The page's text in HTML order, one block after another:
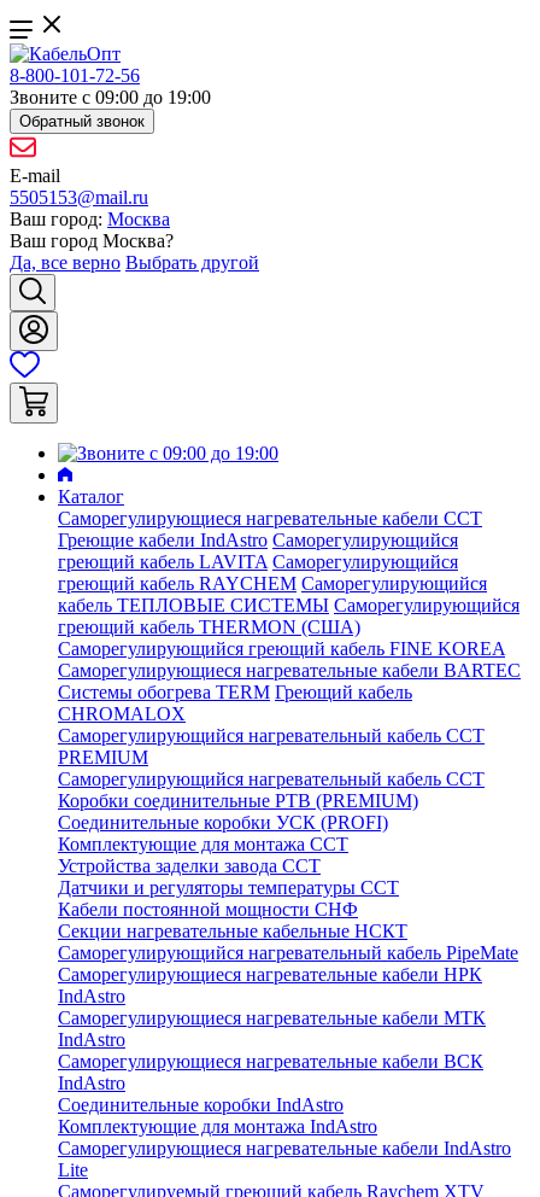
8-800-101-72-56
Звоните с 09:00 до 19:00
Обратный звонок
E-mail
5505153@mail.ru
Ваш город: Москва
Ваш город Москва?
Да, все верно Выбрать другой
Каталог
Саморегулирующиеся нагревательные кабели ССТ
Греющие кабели IndAstro Саморегулирующийся
греющий кабель LAVITA Саморегулирующийся
греющий кабель RAYCHEM Саморегулирующийся
кабель ТЕПЛОВЫЕ СИСТЕМЫ Саморегулирующийся
греющий кабель THERMON (США)
Саморегулирующийся греющий кабель FINE KOREA
Саморегулирующиеся нагревательные кабели BARTEC
Системы обогрева TERM Греющий кабель
CHROMALOX
Саморегулирующийся нагревательный кабель ССТ
PREMIUM
Саморегулирующийся нагревательный кабель ССТ
Коробки соединительные РТВ (PREMIUM)
Соединительные коробки УСК (PROFI)
Комплектующие для монтажа ССТ
Устройства заделки завода ССТ
Датчики и регуляторы температуры ССТ
Кабели постоянной мощности СНФ
Секции нагревательные кабельные НСКТ
Саморегулирующийся нагревательный кабель PipeMate
Саморегулирующиеся нагревательные кабели НРК
IndAstro
Саморегулирующиеся нагревательные кабели МТК
IndAstro
Саморегулирующиеся нагревательные кабели ВСК
IndAstro
Соединительные коробки IndAstro
Комплектующие для монтажа IndAstro
Саморегулирующиеся нагревательные кабели IndAstro
Lite
Саморегулируемый греющий кабель Raychem XTV